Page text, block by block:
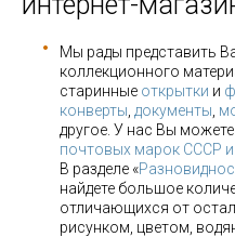
Мы рады представить
коллекционного
старинные открытки и
конверты документы
другое. У нас Вы
почтовых марок СССР
В разделе «
найдете большое
отличающихся от
рисунком, цветом,